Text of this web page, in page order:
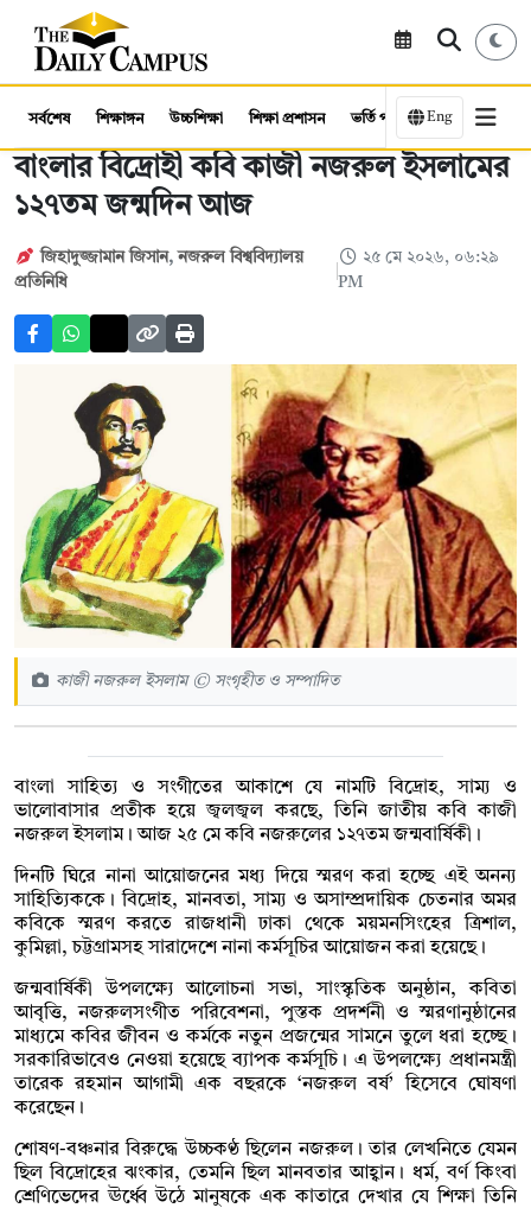
সর্বশেষ শিক্ষাঙ্গন উচ্চশিক্ষা শিক্ষা প্রশাসন ভর্তি পরীক্ষা কর্মসংস্থান
Eng
বাংলার বিদ্রোহী কবি কাজী নজরুল ইসলামের
১২৭তম জন্মদিন আজ
জিহাদুজ্জামান জিসান, নজরুল বিশ্ববিদ্যালয়
প্রতিনিধি
২৫ মে ২০২৬, ০৬:২৯
PM
কাজী নজরুল ইসলাম © সংগৃহীত ও সম্পাদিত
বাংলা সাহিত্য ও সংগীতের আকাশে যে নামটি বিদ্রোহ, সাম্য ও
ভালোবাসার প্রতীক হয়ে জ্বলজ্বল করছে, তিনি জাতীয় কবি কাজী
নজরুল ইসলাম। আজ ২৫ মে কবি নজরুলের ১২৭তম জন্মবার্ষিকী।
দিনটি ঘিরে নানা আয়োজনের মধ্য দিয়ে স্মরণ করা হচ্ছে এই অনন্য
সাহিত্যিককে। বিদ্রোহ, মানবতা, সাম্য ও অসাম্প্রদায়িক চেতনার অমর
কবিকে স্মরণ করতে রাজধানী ঢাকা থেকে ময়মনসিংহের ত্রিশাল,
কুমিল্লা, চট্টগ্রামসহ সারাদেশে নানা কর্মসূচির আয়োজন করা হয়েছে।
জন্মবার্ষিকী উপলক্ষ্যে আলোচনা সভা, সাংস্কৃতিক অনুষ্ঠান, কবিতা
আবৃত্তি, নজরুলসংগীত পরিবেশনা, পুস্তক প্রদর্শনী ও স্মরণানুষ্ঠানের
মাধ্যমে কবির জীবন ও কর্মকে নতুন প্রজন্মের সামনে তুলে ধরা হচ্ছে।
সরকারিভাবেও নেওয়া হয়েছে ব্যাপক কর্মসূচি। এ উপলক্ষ্যে প্রধানমন্ত্রী
তারেক রহমান আগামী এক বছরকে ‘নজরুল বর্ষ’ হিসেবে ঘোষণা
করেছেন।
শোষণ-বঞ্চনার বিরুদ্ধে উচ্চকণ্ঠ ছিলেন নজরুল। তার লেখনিতে যেমন
ছিল বিদ্রোহের ঝংকার, তেমনি ছিল মানবতার আহ্বান। ধর্ম, বর্ণ কিংবা
শ্রেণিভেদের ঊর্ধ্বে উঠে মানুষকে এক কাতারে দেখার যে শিক্ষা তিনি